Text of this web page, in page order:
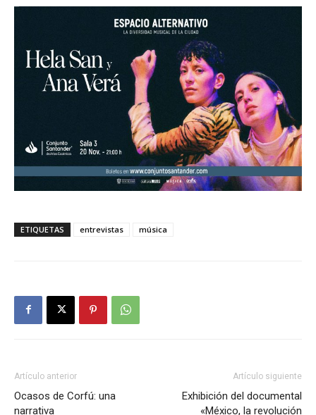
ETIQUETAS entrevistas música
Artículo anterior
Ocasos de Corfú: una
narrativa
Artículo siguiente
Exhibición del documental
«México, la revolución